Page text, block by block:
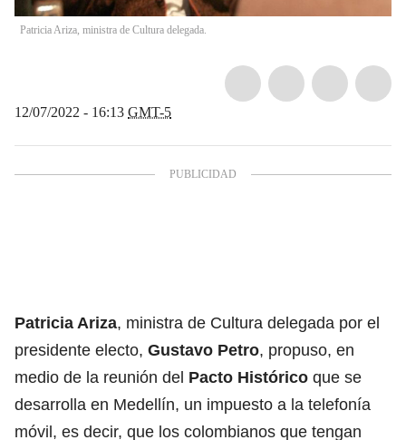
Patricia Ariza, ministra de Cultura delegada.
12/07/2022 - 16:13 GMT-5
Patricia Ariza, ministra de Cultura delegada por el
presidente electo, Gustavo Petro, propuso, en
medio de la reunión del Pacto Histórico que se
desarrolla en Medellín, un impuesto a la telefonía
móvil, es decir, que los colombianos que tengan